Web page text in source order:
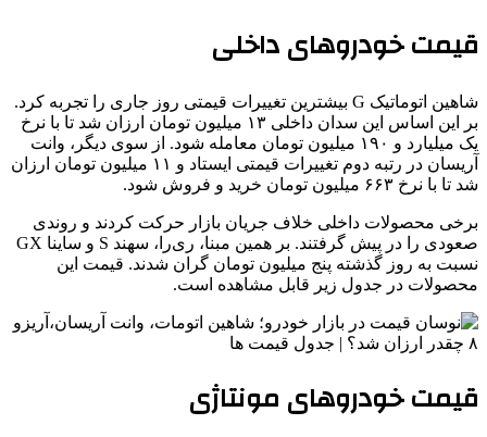
قیمت خودروهای داخلی
شاهین اتوماتیک G بیشترین تغییرات قیمتی روز جاری را تجربه کرد.
بر این اساس این سدان داخلی ۱۳ میلیون تومان ارزان شد تا با نرخ
یک میلیارد و ۱۹۰ میلیون تومان معامله شود. از سوی دیگر، وانت
آریسان در رتبه دوم تغییرات قیمتی ایستاد و ۱۱ میلیون تومان ارزان
شد تا با نرخ ۶۶۳ میلیون تومان خرید و فروش شود.
برخی محصولات داخلی خلاف جریان بازار حرکت کردند و روندی
صعودی را در پیش گرفتند. بر همین مبنا، ری‌را، سهند S و ساینا GX
نسبت به روز گذشته پنج میلیون تومان گران شدند. قیمت این
محصولات در جدول زیر قابل مشاهده است.
قیمت خودروهای مونتاژی